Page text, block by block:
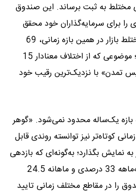
مختلط به ثبت برساند. این صندوق
84 درصدی را برای سرمایه‌گذاران خود محقق
کرده که دومین صندوق مختلط بازار در همین بازه زمانی، 69
درصد بازدهی داشته است؛ موضوعی که از اختلاف معنادار 15
تمدن» با نزدیک‌ترین رقیب خود
بازه یک‌ساله محدود نمی‌شود. «گوهر
کوتاه‌تر نیز توانسته روندی قابل
نمایش بگذارد؛ به‌گونه‌ای که بازدهی
شش‌ماهه 37 درصدی، سه‌ماهه 33 درصدی و ماهانه 24.5
را در مقاطع مختلف زمانی تایید